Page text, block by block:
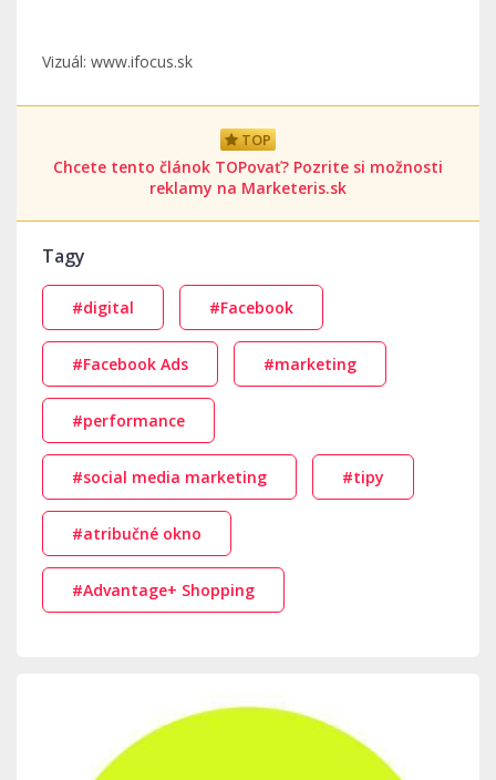
Vizuál: www.ifocus.sk
TOP
Chcete tento článok TOPovať? Pozrite si možnosti
reklamy na Marketeris.sk
Tagy
#digital #Facebook
#Facebook Ads #marketing
#performance
#social media marketing #tipy
#atribučné okno
#Advantage+ Shopping